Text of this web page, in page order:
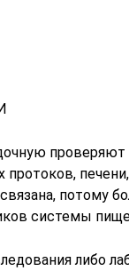
проверяют
потому
системы
либо